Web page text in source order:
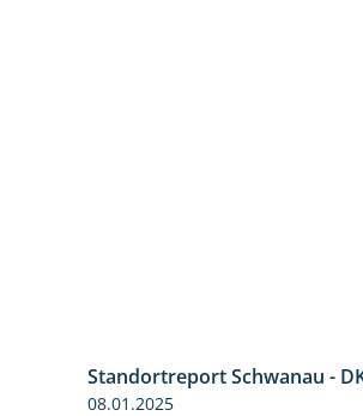
Standortreport Schwanau -
08.01.2025